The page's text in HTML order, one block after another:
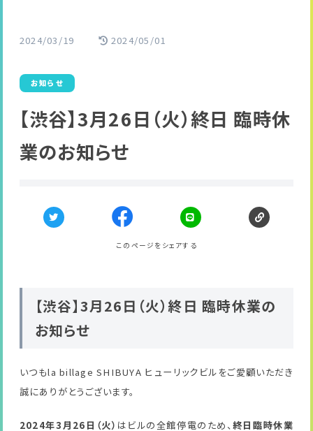
2024/03/19 2024/05/01
お知らせ
【渋谷】3月26日（火）終日 臨時休
業のお知らせ
このページをシェアする
【渋谷】3月26日（火）終日 臨時休業の
お知らせ
いつもla billage SHIBUYA ヒューリックビルをご愛顧いただき
誠にありがとうございます。
2024年3月26日（火） はビルの全館停電のため、終日臨時休業